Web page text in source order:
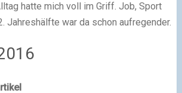
hatte mich voll im Griff. Job, Sport
Jahreshälfte war da schon aufregender.